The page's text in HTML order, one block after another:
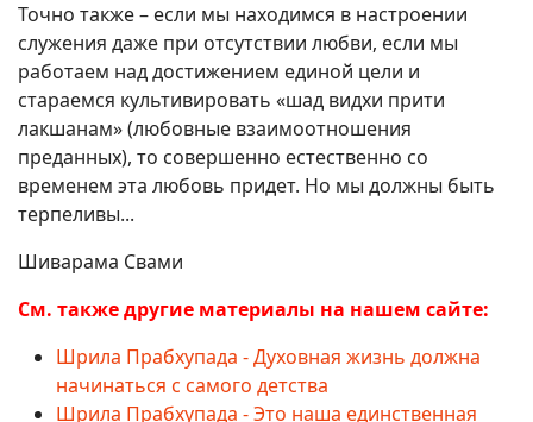
Точно также – если мы находимся в настроении
служения даже при отсутствии любви, если мы
работаем над достижением единой цели и
стараемся культивировать «шад видхи прити
лакшанам» (любовные взаимоотношения
преданных), то совершенно естественно со
временем эта любовь придет. Но мы должны быть
терпеливы...
Шиварама Свами
См. также другие материалы на нашем сайте:
Шрила Прабхупада - Духовная жизнь должна
начинаться с самого детства
Шрила Прабхупада - Это наша единственная